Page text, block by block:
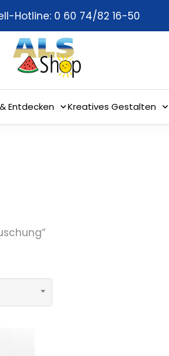
Hotline: 0 60 74/82 16-50
Entdecken Kreatives Gestalten